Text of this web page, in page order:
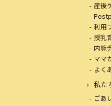
産後
利用
授乳
内覧
ママ
よく
私た
ごあ